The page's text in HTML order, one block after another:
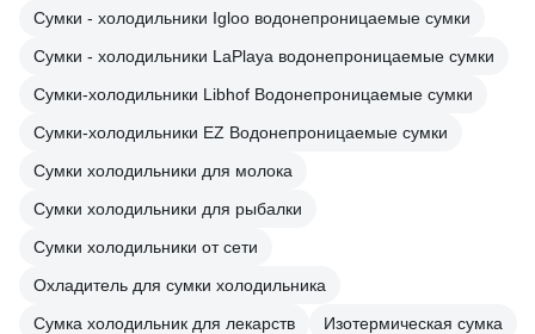
Сумки - холодильники Igloo водонепроницаемые сумки
Сумки - холодильники LaPlaya водонепроницаемые сумки
Сумки-холодильники Libhof Водонепроницаемые сумки
Сумки-холодильники EZ Водонепроницаемые сумки
Сумки холодильники для молока
Сумки холодильники для рыбалки
Сумки холодильники от сети
Охладитель для сумки холодильника
Сумка холодильник для лекарств
Изотермическая сумка